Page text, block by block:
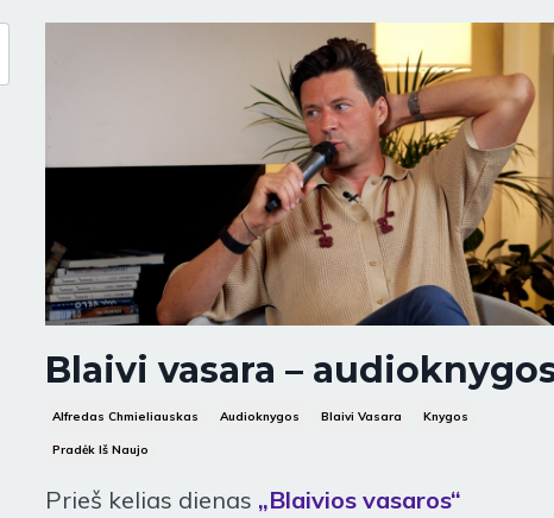
Blaivi vasara –
Alfredas Chmieliauskas Audioknygos Blaivi Vasara Knygos
Pradėk Iš Naujo
Prieš kelias dienas „Blaivios vasaros“